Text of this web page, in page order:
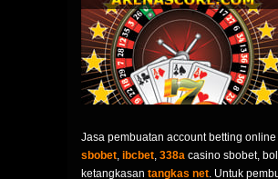
Jasa pembuatan account betting online
sbobet, ibcbet, 338a casino sbobet,
ketangkasan tangkas net. Untuk